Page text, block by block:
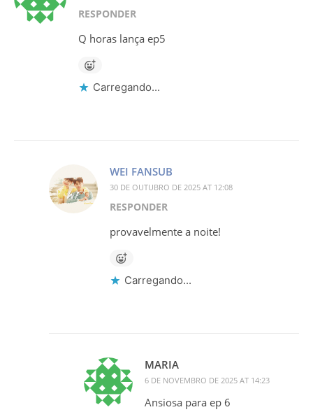
RESPONDER
Q horas lança ep5
Carregando...
WEI FANSUB
30 DE OUTUBRO DE 2025 AT 12:08
RESPONDER
provavelmente a noite!
Carregando...
MARIA
6 DE NOVEMBRO DE 2025 AT 14:23
Ansiosa para ep 6